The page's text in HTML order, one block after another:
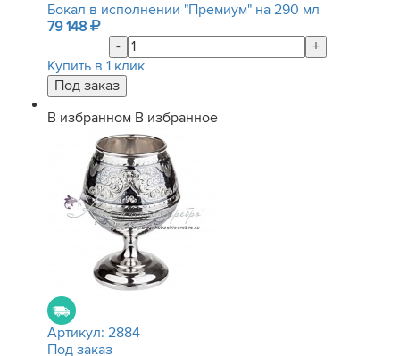
Бокал в исполнении "Премиум" на 290 мл
79 148
-
+
Купить в 1 клик
В избранном В избранное
Артикул: 2884
Под заказ